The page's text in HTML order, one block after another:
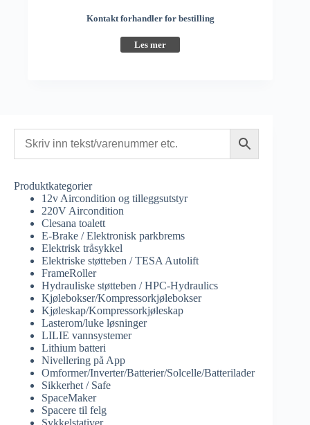
Kontakt forhandler for bestilling
Les mer
Produktkategorier
12v Aircondition og tilleggsutstyr
220V Aircondition
Clesana toalett
E-Brake / Elektronisk parkbrems
Elektrisk tråsykkel
Elektriske støtteben / TESA Autolift
FrameRoller
Hydrauliske støtteben / HPC-Hydraulics
Kjølebokser/Kompressorkjølebokser
Kjøleskap/Kompressorkjøleskap
Lasterom/luke løsninger
LILIE vannsystemer
Lithium batteri
Nivellering på App
Omformer/Inverter/Batterier/Solcelle/Batterilader
Sikkerhet / Safe
SpaceMaker
Spacere til felg
Sykkelstativer